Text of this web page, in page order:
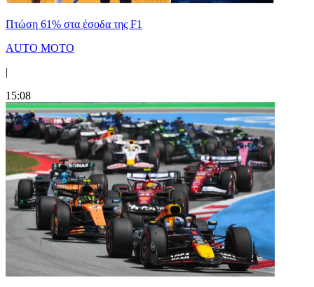
Πτώση 61% στα έσοδα της F1
AUTO MOTO
|
15:08